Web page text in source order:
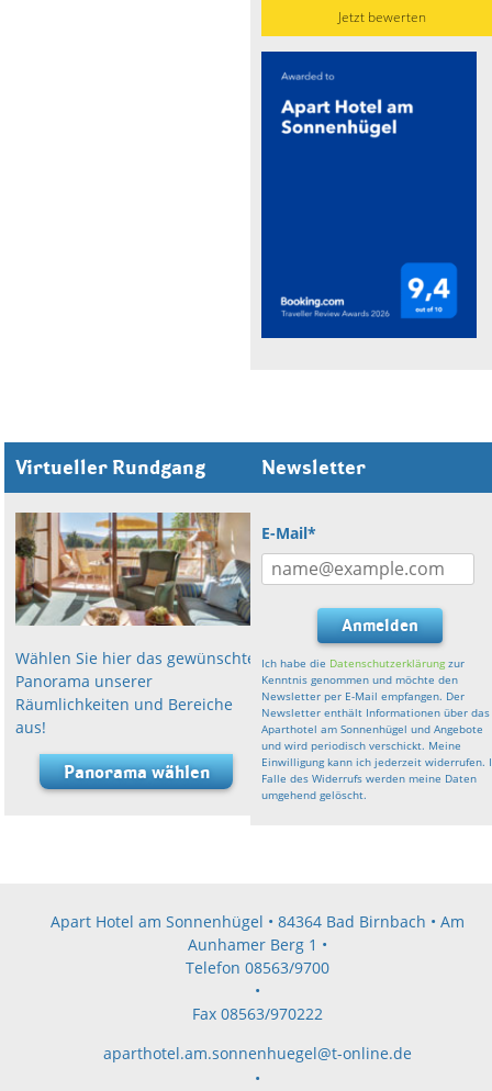
Jetzt bewerten
Virtueller Rundgang
Wählen Sie hier das gewünschte
Panorama unserer
Räumlichkeiten und Bereiche
aus!
Panorama wählen
Newsletter
E-Mail*
Anmelden
Ich habe die Datenschutzerklärung zur
Kenntnis genommen und möchte den
Newsletter per E-Mail empfangen. Der
Newsletter enthält Informationen über das
Aparthotel am Sonnenhügel und Angebote
und wird periodisch verschickt. Meine
Einwilligung kann ich jederzeit widerrufen.
Falle des Widerrufs werden meine Daten
umgehend gelöscht.
Apart Hotel am Sonnenhügel • 84364 Bad Birnbach • Am
Aunhamer Berg 1 •
Telefon 08563/9700
•
Fax 08563/970222
aparthotel.am.sonnenhuegel@t-online.de
•